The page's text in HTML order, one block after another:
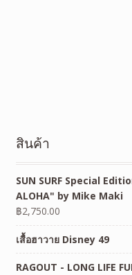
สินค้า
SUN SURF Special
ALOHA" by Mike Maki
฿2,750.00
เสื้อฮาวาย Disney 49
RAGOUT - LONG LIFE